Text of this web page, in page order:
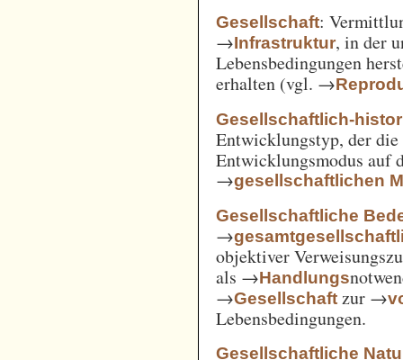
Gesellschaft:
→Infrastruktur, in der
Lebensbedingungen
erhalten (vgl. →
Gesellschaftlich-
Entwicklungstyp, der
Entwicklungsmodus auf
→gesellschaftlichen
Gesellschaftliche
→
objektiver
als →Handlungs
→Gesellschaft zur →
Lebensbedingungen.
Gesellschaftliche